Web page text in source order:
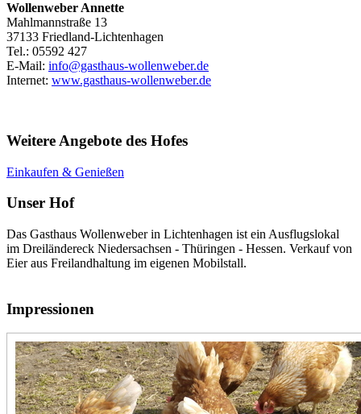
Wollenweber Annette
Mahlmannstraße 13
37133 Friedland-Lichtenhagen
Tel.: 05592 427
E-Mail: info@gasthaus-wollenweber.de
Internet: www.gasthaus-wollenweber.de
Weitere Angebote des Hofes
Einkaufen & Genießen
Unser Hof
Das Gasthaus Wollenweber in Lichtenhagen ist ein Ausflugslokal
im Dreiländereck Niedersachsen - Thüringen - Hessen. Verkauf von
Eier aus Freilandhaltung im eigenen Mobilstall.
Impressionen